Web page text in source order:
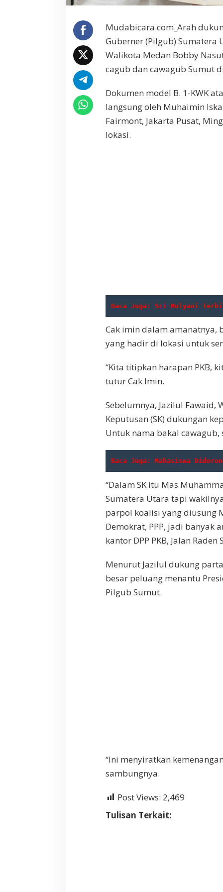
m
t
2
0
2
4
Mudabicara.com_Arah
Guberner (Pilgub) Sumatera
Walikota Medan Bobby
cagub dan cawagub Sumut
Dokumen model B. 1-KWK
langsung oleh Muhaimin
Fairmont, Jakarta Pusat,
lokasi.
Baca Juga: Sri Mulyani
Cak imin dalam amanatnya,
yang hadir di lokasi untuk
“Kita titipkan harapan PKB,
tutur Cak Imin.
Sebelumnya, Jazilul Fawaid,
Keputusan (SK) dukungan
Untuk nama bakal
Baca Juga: Mahasiswa
“Dalam SK itu Mas
Sumatera Utara tapi
parpol koalisi yang diusung
Demokrat, PPP, jadi banyak
kantor DPP PKB, Jalan
Menurut Jazilul dukung
besar peluang menantu
Pilgub Sumut.
“Ini menyiratkan
sambungnya.
Post Views: 2,469
Tulisan Terkait: